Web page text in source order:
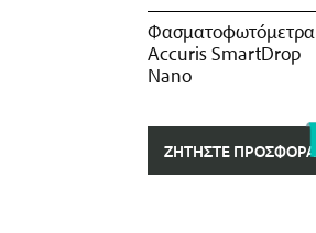
Φασματοφωτόμετρα
Accuris SmartDrop
Nano
ΖΗΤΉΣΤΕ ΠΡΟΣΦΟΡΆ